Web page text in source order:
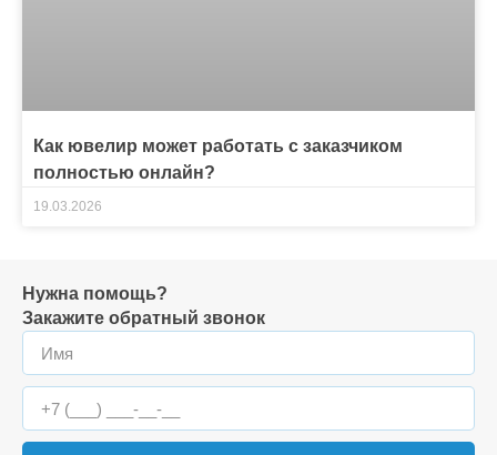
Как ювелир может работать с заказчиком
полностью онлайн?
19.03.2026
Нужна помощь?
Закажите обратный звонок